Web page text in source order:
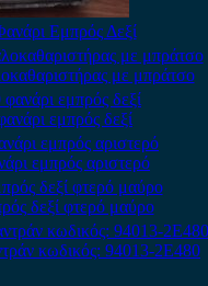
Εμπρός Δεξί
με μπράτσο
εμπρός δεξί
εμπρός αριστερό
δεξί φτερό μαύρο
κωδικός: 94013-2E480